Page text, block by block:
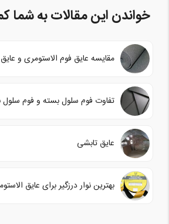
خواندن این مقالات به شما
مقایسه عایق فوم الاستومری و
تفاوت فوم سلول بسته و فوم سلول
عایق تابشی
بهترین نوار درزگیر برای عایق